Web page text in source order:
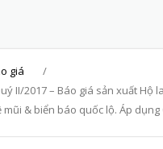
Liên hệ
giá
/
II/2017 – Báo giá sản xuất Hộ
mũi & biển báo quốc lộ. Áp dụng